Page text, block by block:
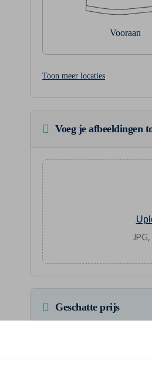
Vooraan
Toon meer locaties
Voeg je afbeeldingen
Geschatte prijs
Voor een totaalbedrag van